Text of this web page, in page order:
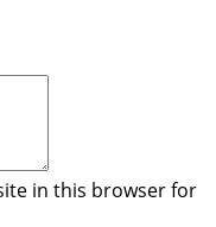
in this browser for